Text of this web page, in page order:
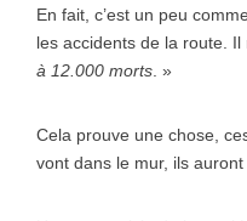
En fait, c’est un peu
les accidents de la route.
à 12.000 morts . »
Cela prouve une chose,
vont dans le mur, ils auront